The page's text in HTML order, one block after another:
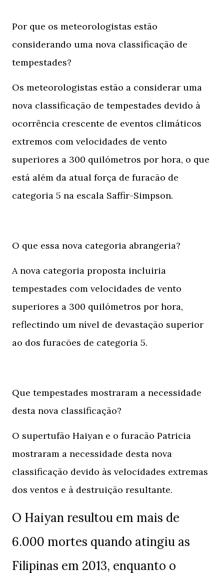
Por que os meteorologistas estão
considerando uma nova classificação de
tempestades?
Os meteorologistas estão a considerar uma
nova classificação de tempestades devido à
ocorrência crescente de eventos climáticos
extremos com velocidades de vento
superiores a 300 quilómetros por hora, o que
está além da atual força de furacão de
categoria 5 na escala Saffir-Simpson.
O que essa nova categoria abrangeria?
A nova categoria proposta incluiria
tempestades com velocidades de vento
superiores a 300 quilómetros por hora,
reflectindo um nível de devastação superior
ao dos furacões de categoria 5.
Que tempestades mostraram a necessidade
desta nova classificação?
O supertufão Haiyan e o furacão Patricia
mostraram a necessidade desta nova
classificação devido às velocidades extremas
dos ventos e à destruição resultante.
O Haiyan resultou em mais de
6.000 mortes quando atingiu as
Filipinas em 2013, enquanto o